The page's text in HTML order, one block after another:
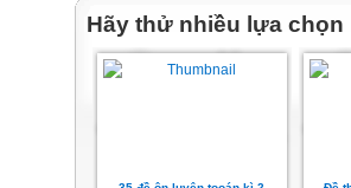
Câu 2: Làm tròn số 455 238
Hãy thử nhiều lựa chọn